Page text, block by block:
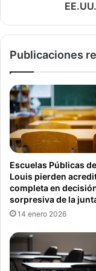
Publicaciones
Escuelas Públicas
Louis pierden
completa en
sorpresiva de la
14 enero 2026